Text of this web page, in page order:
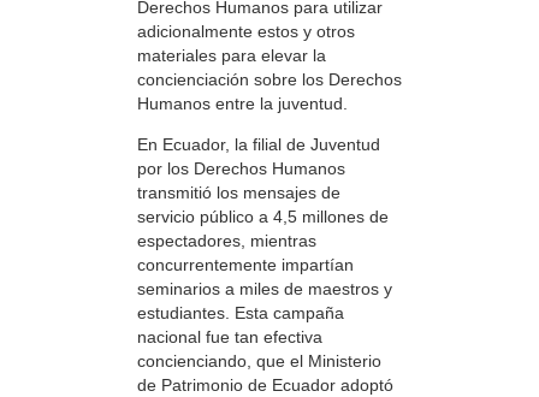
Derechos Humanos para utilizar
adicionalmente estos y otros
materiales para elevar la
concienciación sobre los Derechos
Humanos entre la juventud.
En Ecuador, la filial de Juventud
por los Derechos Humanos
transmitió los mensajes de
servicio público a 4,5 millones de
espectadores, mientras
concurrentemente impartían
seminarios a miles de maestros y
estudiantes. Esta campaña
nacional fue tan efectiva
concienciando, que el Ministerio
de Patrimonio de Ecuador adoptó